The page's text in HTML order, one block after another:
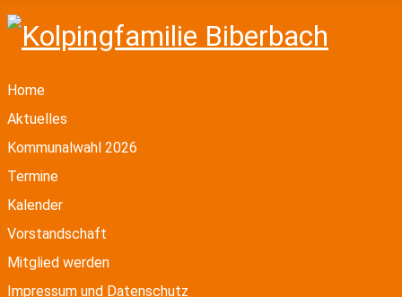
Home
Aktuelles
Kommunalwahl 2026
Termine
Kalender
Vorstandschaft
Mitglied werden
Impressum und Datenschutz